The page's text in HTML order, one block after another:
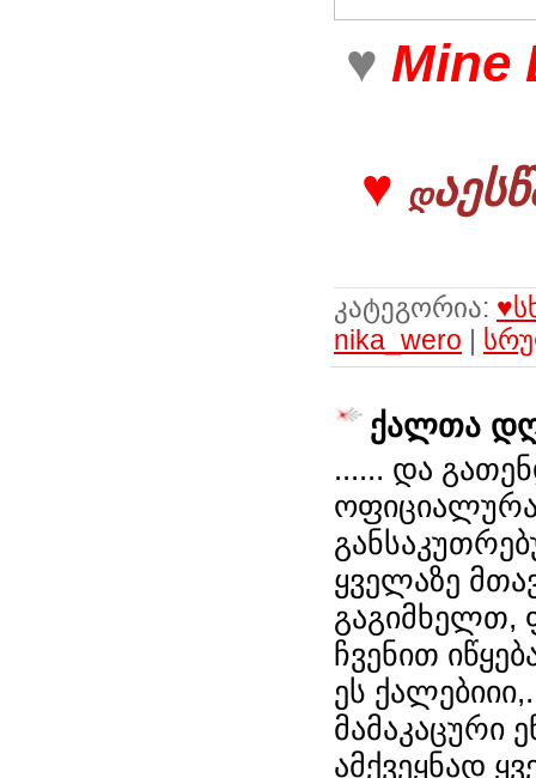
♥ Mine
♥ დ
კატეგორია:
nika_wero |
ქალთა
...... და
ყველაზე
გაგიმხელთ,
ჩვენით
ეს
მამაკაცური
ამქვეყნად